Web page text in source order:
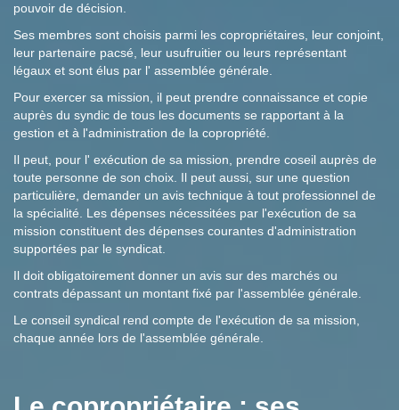
pouvoir de décision.
Ses membres sont choisis parmi les copropriétaires, leur conjoint,
leur partenaire pacsé, leur usufruitier ou leurs représentant
légaux et sont élus par l' assemblée générale.
Pour exercer sa mission, il peut prendre connaissance et copie
auprès du syndic de tous les documents se rapportant à la
gestion et à l'administration de la copropriété.
Il peut, pour l' exécution de sa mission, prendre coseil auprès de
toute personne de son choix. Il peut aussi, sur une question
particulière, demander un avis technique à tout professionnel de
la spécialité. Les dépenses nécessitées par l'exécution de sa
mission constituent des dépenses courantes d'administration
supportées par le syndicat.
Il doit obligatoirement donner un avis sur des marchés ou
contrats dépassant un montant fixé par l'assemblée générale.
Le conseil syndical rend compte de l'exécution de sa mission,
chaque année lors de l'assemblée générale.